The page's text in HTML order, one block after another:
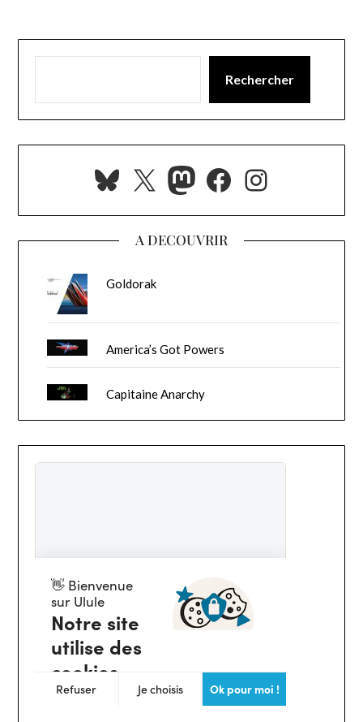
Rechercher
Bluesky
X Mastodon
Facebook
A DECOUVRIR
Goldorak
America’s Got Powers
Capitaine Anarchy